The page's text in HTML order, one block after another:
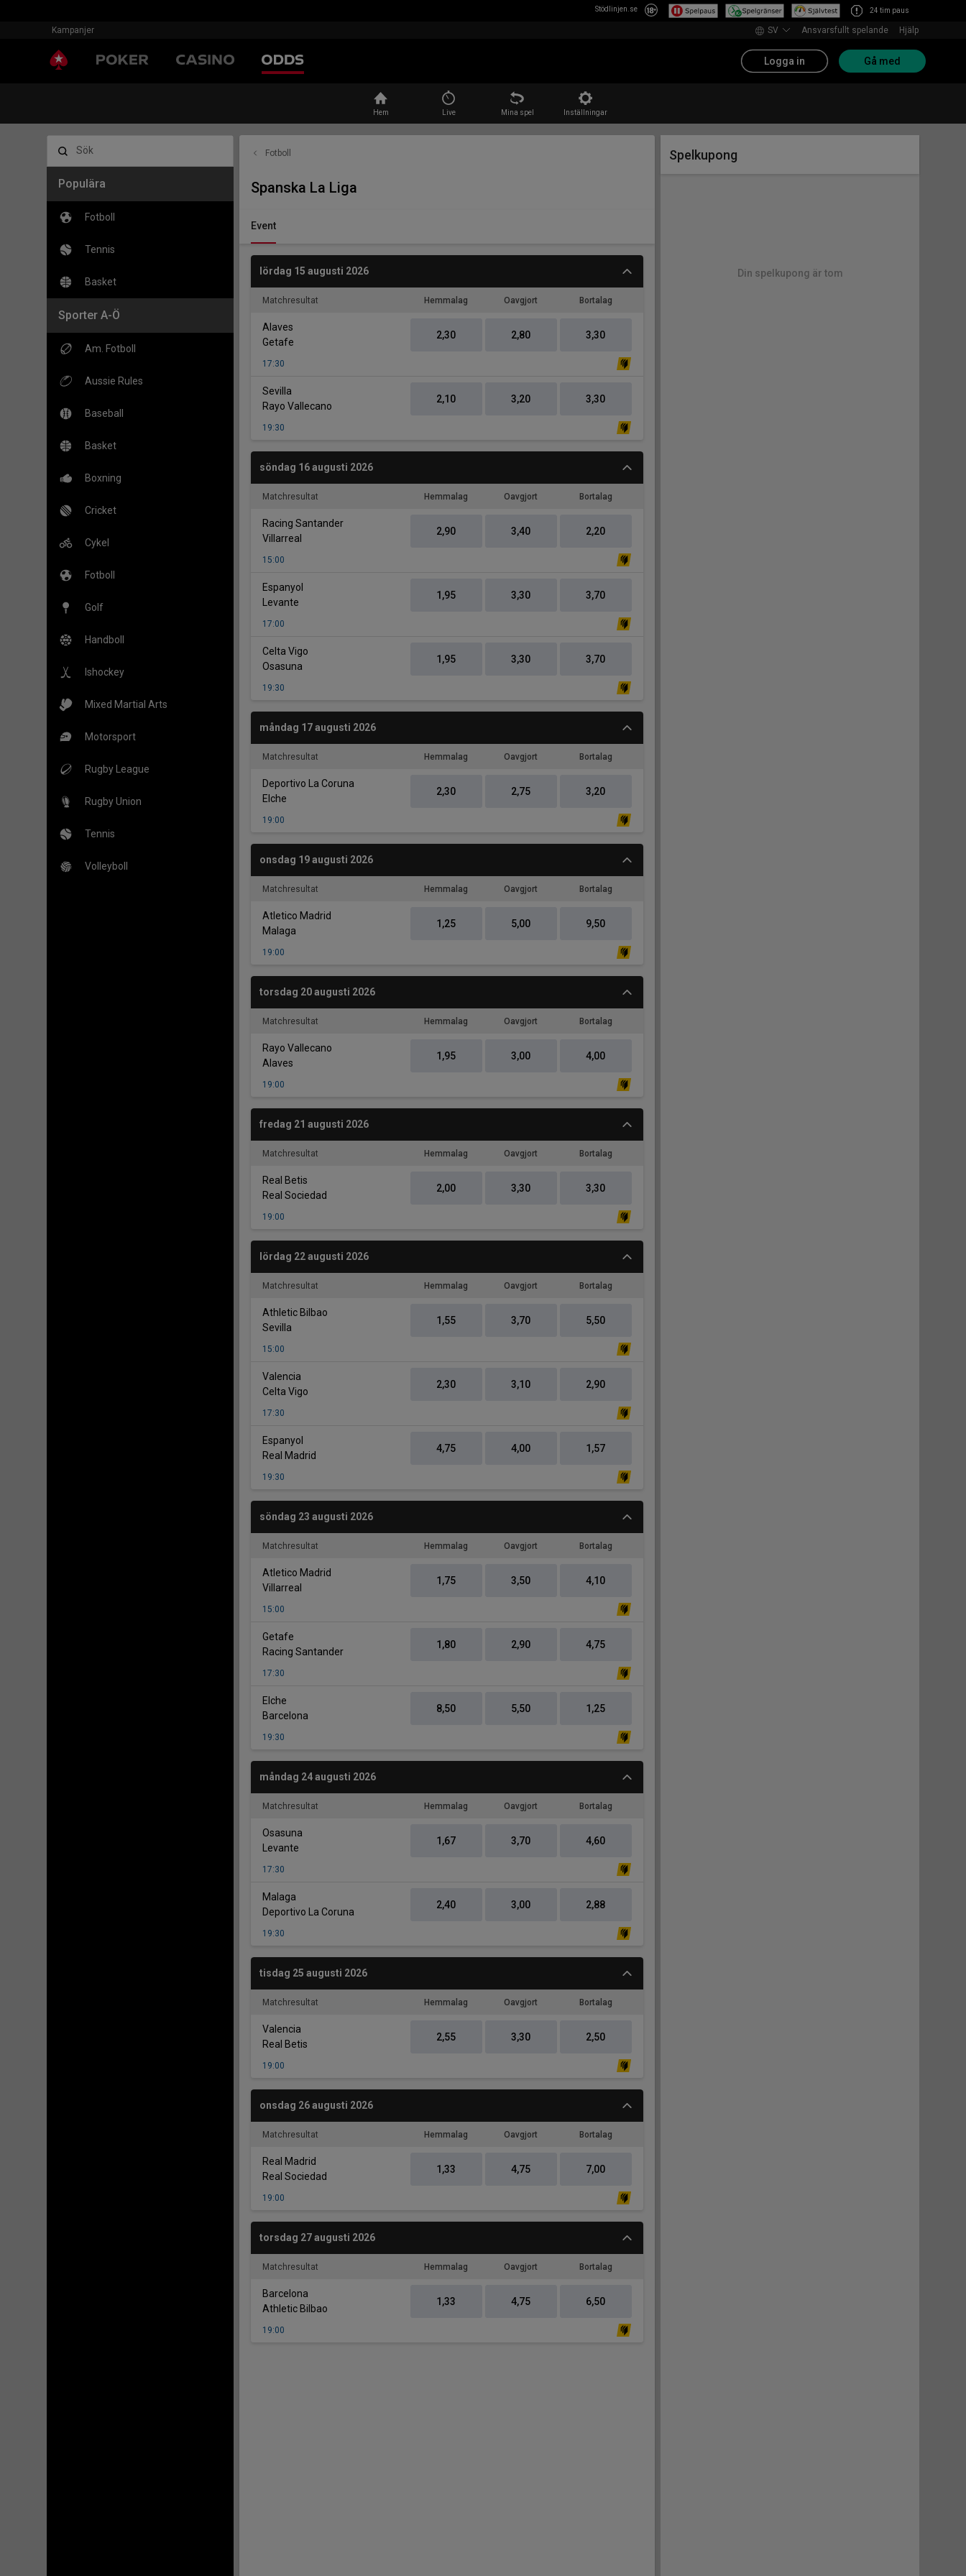
Stödlinjen.se 24 tim paus
Kampanjer SV Ansvarsfullt spelande Hjälp
Logga in Gå med
Hem Live Mina spel Inställningar
Populära
Fotboll
Tennis
Basket
Sporter A-Ö
Am. Fotboll
Aussie Rules
Baseball
Basket
Boxning
Cricket
Cykel
Fotboll
Golf
Handboll
Ishockey
Mixed Martial Arts
Motorsport
Rugby League
Rugby Union
Tennis
Volleyboll
Fotboll
Spanska La Liga
Event
lördag 15 augusti 2026
Matchresultat Hemmalag Oavgjort Bortalag
Alaves
Getafe
2,30 2,80 3,30
17:30
Sevilla
Rayo Vallecano
2,10 3,20 3,30
19:30
söndag 16 augusti 2026
Matchresultat Hemmalag Oavgjort Bortalag
Racing Santander-
Villarreal
2,90 3,40 2,20
15:00
Espanyol
Levante
1,95 3,30 3,70
17:00
Celta Vigo
Osasuna
1,95 3,30 3,70
19:30
måndag 17 augusti 2026
Matchresultat Hemmalag Oavgjort Bortalag
Deportivo La Coruna
Elche
2,30 2,75 3,20
19:00
onsdag 19 augusti 2026
Matchresultat Hemmalag Oavgjort Bortalag
Atletico Madrid
Malaga
1,25 5,00 9,50
19:00
torsdag 20 augusti 2026
Matchresultat Hemmalag Oavgjort Bortalag
Rayo Vallecano
Alaves
1,95 3,00 4,00
19:00
fredag 21 augusti 2026
Matchresultat Hemmalag Oavgjort Bortalag
Real Betis
Real Sociedad
2,00 3,30 3,30
19:00
lördag 22 augusti 2026
Matchresultat Hemmalag Oavgjort Bortalag
Athletic Bilbao
Sevilla
1,55 3,70 5,50
15:00
Valencia
Celta Vigo
2,30 3,10 2,90
17:30
Espanyol
Real Madrid
4,75 4,00 1,57
19:30
söndag 23 augusti 2026
Matchresultat Hemmalag Oavgjort Bortalag
Atletico Madrid
Villarreal
1,75 3,50 4,10
15:00
Getafe
Racing Santander
1,80 2,90 4,75
17:30
Elche
Barcelona
8,50 5,50 1,25
19:30
måndag 24 augusti 2026
Matchresultat Hemmalag Oavgjort Bortalag
Osasuna
Levante
1,67 3,70 4,60
17:30
Malaga
Deportivo La Coruna
2,40 3,00 2,88
19:30
tisdag 25 augusti 2026
Matchresultat Hemmalag Oavgjort Bortalag
Valencia
Real Betis
2,55 3,30 2,50
19:00
onsdag 26 augusti 2026
Matchresultat Hemmalag Oavgjort Bortalag
Real Madrid
Real Sociedad
1,33 4,75 7,00
19:00
torsdag 27 augusti 2026
Matchresultat Hemmalag Oavgjort Bortalag
Barcelona
Athletic Bilbao
1,33 4,75 6,50
19:00
Spelkupong
Din spelkupong är tom